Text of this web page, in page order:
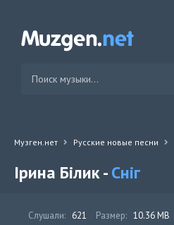
Музген.нет Русские новые песни
Ірина Білик -Сніг
Слушали: 621 Размер: 10.36 MB